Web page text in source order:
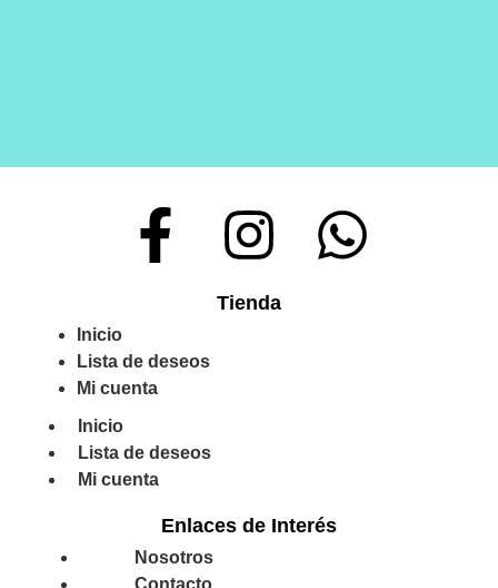
Tienda
Inicio
Lista de deseos
Mi cuenta
Inicio
Lista de deseos
Mi cuenta
Enlaces de Interés
Nosotros